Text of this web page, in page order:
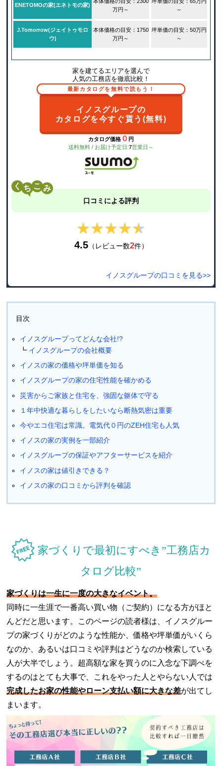
ENETOMOの家(エネトモの家)
万円～
～
J.Tomorrow(ジェイトゥモロ
ウ)
本体価格の目安：1750
万円～
坪単価の目安：50万円
～
家を建てるエリアを選んで
人気の工務店を徹底比較！
最新カタログを無料で読もう！
イノスグループの
カタログを今すぐ貰う(無料)
カタログ価格 ０ 円
送料無料 / お届け予定日:7営業日～
く こ
口コミによる評判
★★★★★
★★★★★
4.5（レビュー数2件）
イノスグループの口コミを見る>>
目次
イノスグループってどんな会社!?
イノスグループの会社概要
イノスの家の価格や坪単価を知る
イノスグループの家の住宅性能を確かめる
災害からご家族と住宅を、強固な躯体で守る
１年中快適な暮らしをしたいなら断熱気密は重要
今やエコ住宅は常識。電気代０円のZEH住宅も人気
イノスの家の実例を一部紹介
イノスグループの保証やアフターサービスを紹介
イノスの家は値引きできる？
イノスの家の口コミから評判を確認